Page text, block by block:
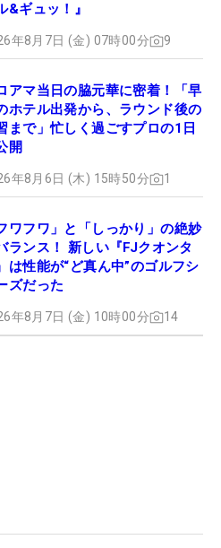
&ギュッ！』
年8月7日 (金) 07時00分 9
アマ当日の脇元華に密着！「早
ホテル出発から、ラウンド後の
まで」忙しく過ごすプロの1日
開
年8月6日 (木) 15時50分 1
ワフワ」と「しっかり」の絶妙
ランス！ 新しい『FJクオンタ
は性能が“ど真ん中”のゴルフシ
ズだった
年8月7日 (金) 10時00分 14